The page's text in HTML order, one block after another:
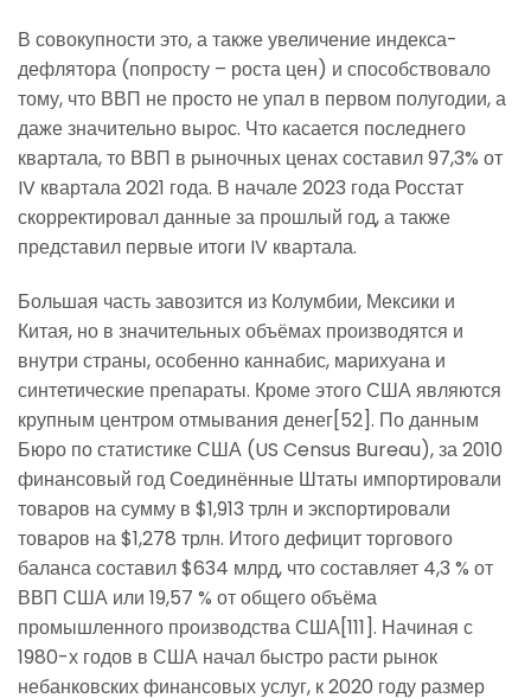
В совокупности это, а также увеличение индекса-
дефлятора (попросту – роста цен) и способствовало
тому, что ВВП не просто не упал в первом полугодии, а
даже значительно вырос. Что касается последнего
квартала, то ВВП в рыночных ценах составил 97,3% от
IV квартала 2021 года. В начале 2023 года Росстат
скорректировал данные за прошлый год, а также
представил первые итоги IV квартала.
Большая часть завозится из Колумбии, Мексики и
Китая, но в значительных объёмах производятся и
внутри страны, особенно каннабис, марихуана и
синтетические препараты. Кроме этого США являются
крупным центром отмывания денег[52]. По данным
Бюро по статистике США (US Census Bureau), за 2010
финансовый год Соединённые Штаты импортировали
товаров на сумму в $1,913 трлн и экспортировали
товаров на $1,278 трлн. Итого дефицит торгового
баланса составил $634 млрд, что составляет 4,3 % от
ВВП США или 19,57 % от общего объёма
промышленного производства США[111]. Начиная с
1980-х годов в США начал быстро расти рынок
небанковских финансовых услуг, к 2020 году размер